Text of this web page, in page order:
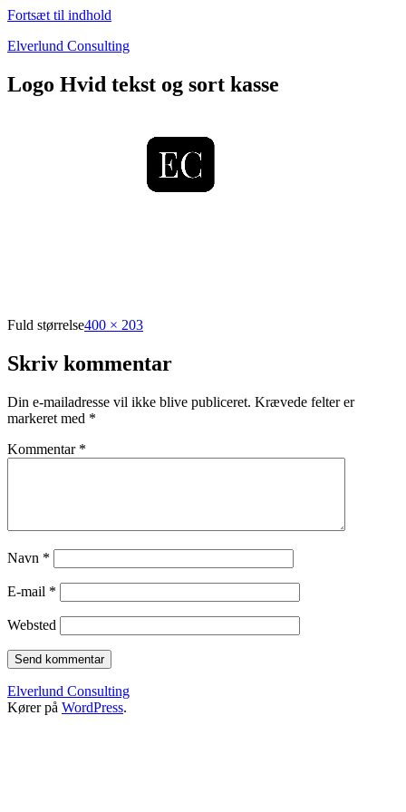
Fortsæt til indhold
Elverlund Consulting
Logo Hvid tekst og sort kasse
Fuld størrelse400 × 203
Skriv kommentar
Din e-mailadresse vil ikke blive publiceret. Krævede felter er
markeret med *
Kommentar *
Navn *
E-mail *
Websted
Elverlund Consulting
Kører på WordPress.